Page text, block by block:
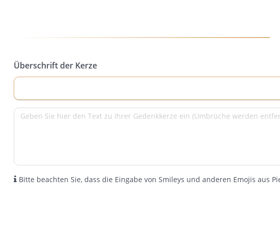
Überschrift der Kerze
Bitte beachten Sie, dass die Eingabe von Smileys und anderen Emojis aus